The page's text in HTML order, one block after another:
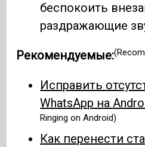
беспокоить
раздражающие
Рекомендуемые:
Исправить
WhatsApp на
Ringing on Android)
Как перенести